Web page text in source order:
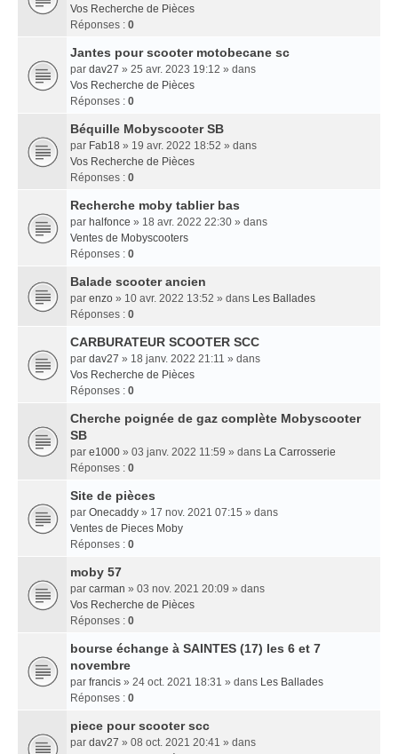
Vos Recherche de Pièces
Réponses : 0
Jantes pour scooter motobecane sc
par dav27 » 25 avr. 2023 19:12 » dans
Vos Recherche de Pièces
Réponses : 0
Béquille Mobyscooter SB
par Fab18 » 19 avr. 2022 18:52 » dans
Vos Recherche de Pièces
Réponses : 0
Recherche moby tablier bas
par halfonce » 18 avr. 2022 22:30 » dans
Ventes de Mobyscooters
Réponses : 0
Balade scooter ancien
par enzo » 10 avr. 2022 13:52 » dans Les Ballades
Réponses : 0
CARBURATEUR SCOOTER SCC
par dav27 » 18 janv. 2022 21:11 » dans
Vos Recherche de Pièces
Réponses : 0
Cherche poignée de gaz complète Mobyscooter
SB
par e1000 » 03 janv. 2022 11:59 » dans La Carrosserie
Réponses : 0
Site de pièces
par Onecaddy » 17 nov. 2021 07:15 » dans
Ventes de Pieces Moby
Réponses : 0
moby 57
par carman » 03 nov. 2021 20:09 » dans
Vos Recherche de Pièces
Réponses : 0
bourse échange à SAINTES (17) les 6 et 7
novembre
par francis » 24 oct. 2021 18:31 » dans Les Ballades
Réponses : 0
piece pour scooter scc
par dav27 » 08 oct. 2021 20:41 » dans